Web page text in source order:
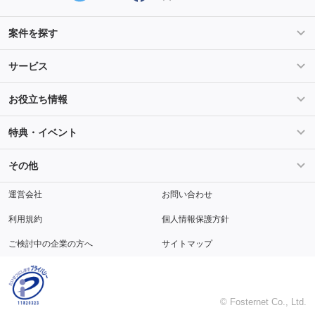
案件を探す
条件を指定して案件を探す
Salesforce案件特集 AWS案件特集
サービス
サービス紹介
ご登録から参画までの流れ フリーランスの声
お役立ち情報
ライフ
キャリア スキル・テクノロジー
特典・イベント
セミナー
その他
メディアパートナー 採用
運営会社 お問い合わせ
利用規約 個人情報保護方針
ご検討中の企業の方へ サイトマップ
© Fosternet Co., Ltd.